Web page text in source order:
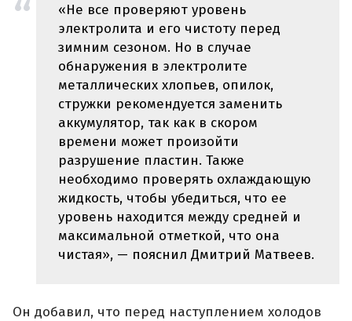
«Не все проверяют уровень
электролита и его чистоту перед
зимним сезоном. Но в случае
обнаружения в электролите
металлических хлопьев, опилок,
стружки рекомендуется заменить
аккумулятор, так как в скором
времени может произойти
разрушение пластин. Также
необходимо проверять охлаждающую
жидкость, чтобы убедиться, что ее
уровень находится между средней и
максимальной отметкой, что она
чистая», — пояснил Дмитрий Матвеев.
Он добавил, что перед наступлением холодов